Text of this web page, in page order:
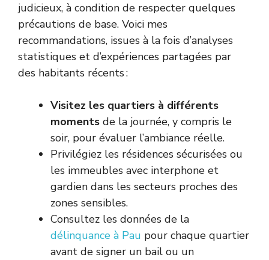
judicieux, à condition de respecter quelques
précautions de base. Voici mes
recommandations, issues à la fois d’analyses
statistiques et d’expériences partagées par
des habitants récents :
Visitez les quartiers à différents
moments de la journée, y compris le
soir, pour évaluer l’ambiance réelle.
Privilégiez les résidences sécurisées ou
les immeubles avec interphone et
gardien dans les secteurs proches des
zones sensibles.
Consultez les données de la
délinquance à Pau pour chaque quartier
avant de signer un bail ou un